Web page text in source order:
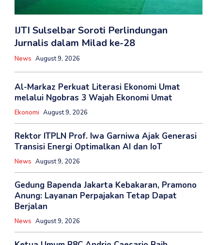
IJTI Sulselbar Soroti Perlindungan
Jurnalis dalam Milad ke-28
News August 9, 2026
Al-Markaz Perkuat Literasi Ekonomi Umat
melalui Ngobras 3 Wajah Ekonomi Umat
Ekonomi August 9, 2026
Rektor ITPLN Prof. Iwa Garniwa Ajak Generasi
Transisi Energi Optimalkan AI dan IoT
News August 9, 2026
Gedung Bapenda Jakarta Kebakaran, Pramono
Anung: Layanan Perpajakan Tetap Dapat
Berjalan
News August 9, 2026